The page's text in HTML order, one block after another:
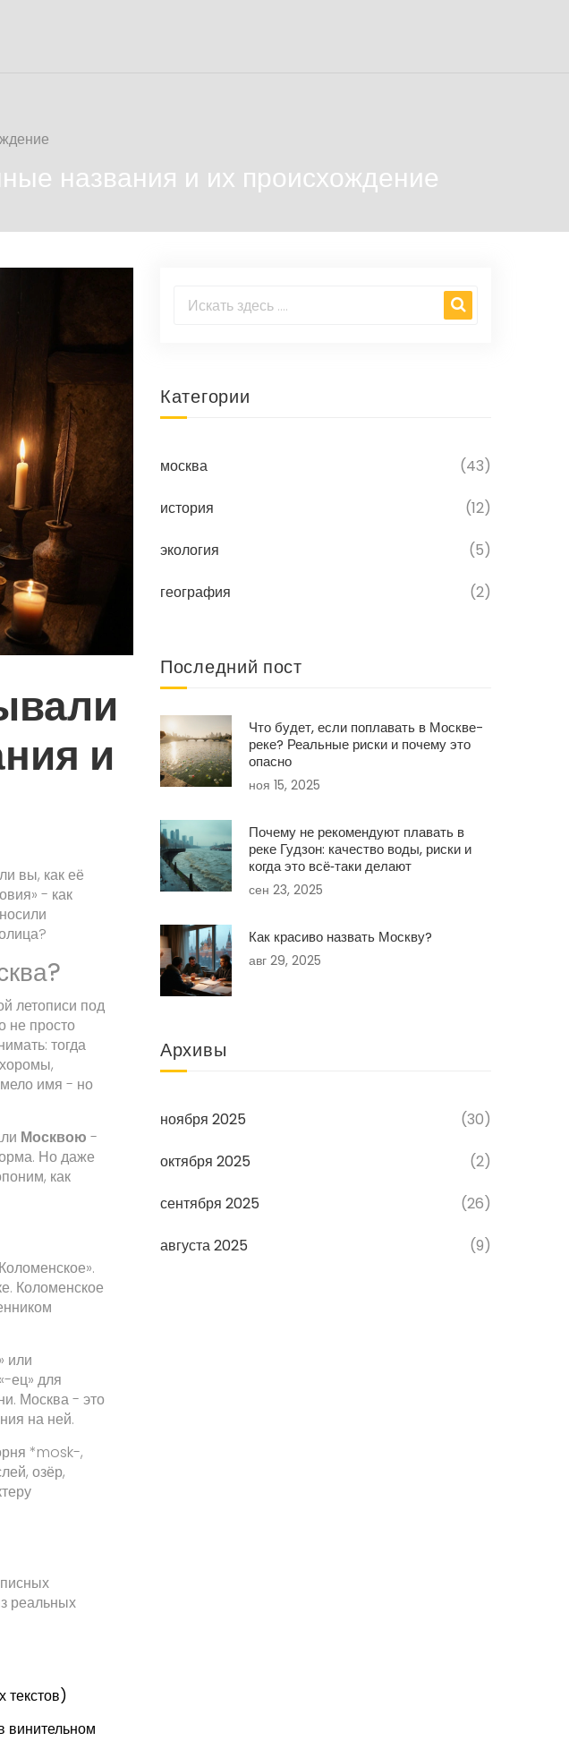
названия и их происхождение
и
вы, как её
- как
летописи под
не просто
тогда
имя - но
Москвою -
Но даже
как
Коломенское
или
ец» для
Москва - это
на ней.
*mosk-,
озёр,
реальных
текстов)
винительном
Категории
москва (43)
история (12)
экология (5)
география (2)
Последний пост
Что будет, если поплавать в Москве-
реке? Реальные риски и почему это
опасно
ноя 15, 2025
Почему не рекомендуют плавать в
реке Гудзон: качество воды, риски и
когда это всё‑таки делают
сен 23, 2025
Как красиво назвать Москву?
авг 29, 2025
Архивы
ноября 2025 (30)
октября 2025 (2)
сентября 2025 (26)
августа 2025 (9)